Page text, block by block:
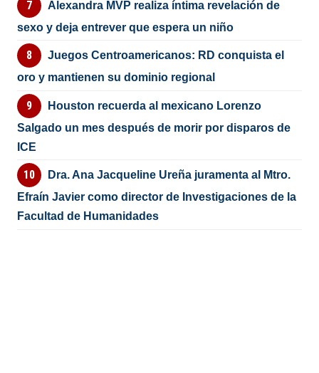
Alexandra MVP realiza íntima revelación de
sexo y deja entrever que espera un niño
Juegos Centroamericanos: RD conquista el
oro y mantienen su dominio regional
Houston recuerda al mexicano Lorenzo
Salgado un mes después de morir por disparos de
ICE
Dra. Ana Jacqueline Ureña juramenta al Mtro.
Efraín Javier como director de Investigaciones de la
Facultad de Humanidades